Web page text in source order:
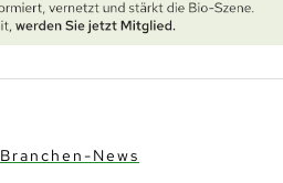
Branchen-News